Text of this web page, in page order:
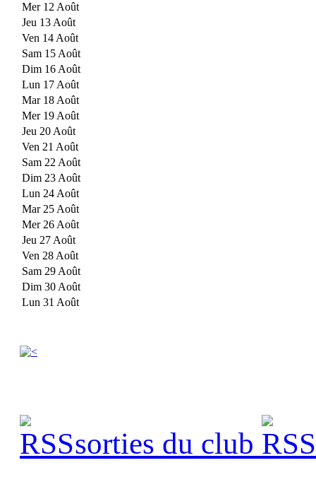
Mer 12 Août
Jeu 13 Août
Ven 14 Août
Sam 15 Août
Dim 16 Août
Lun 17 Août
Mar 18 Août
Mer 19 Août
Jeu 20 Août
Ven 21 Août
Sam 22 Août
Dim 23 Août
Lun 24 Août
Mar 25 Août
Mer 26 Août
Jeu 27 Août
Ven 28 Août
Sam 29 Août
Dim 30 Août
Lun 31 Août
sorties du club